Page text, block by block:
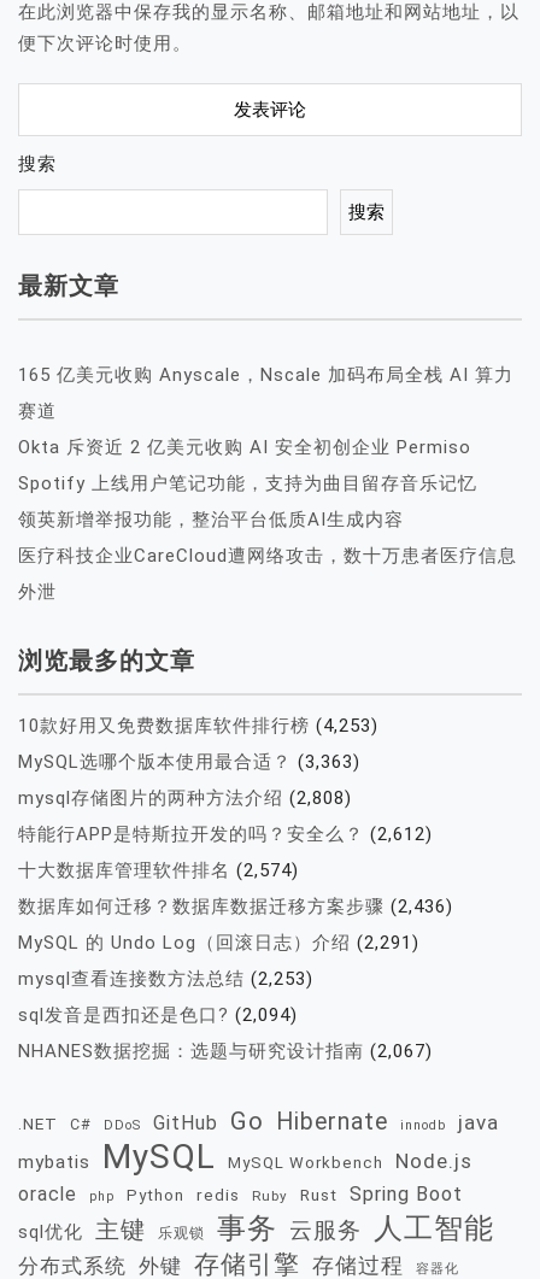
在此浏览器中保存我的显示名称、邮箱地址和网站地址，以
便下次评论时使用。
搜索
搜索
最新文章
165 亿美元收购 Anyscale，Nscale 加码布局全栈 AI 算力
赛道
Okta 斥资近 2 亿美元收购 AI 安全初创企业 Permiso
Spotify 上线用户笔记功能，支持为曲目留存音乐记忆
领英新增举报功能，整治平台低质AI生成内容
医疗科技企业CareCloud遭网络攻击，数十万患者医疗信息
外泄
浏览最多的文章
10款好用又免费数据库软件排行榜 (4,253)
MySQL选哪个版本使用最合适？ (3,363)
mysql存储图片的两种方法介绍 (2,808)
特能行APP是特斯拉开发的吗？安全么？ (2,612)
十大数据库管理软件排名 (2,574)
数据库如何迁移？数据库数据迁移方案步骤 (2,436)
MySQL 的 Undo Log（回滚日志）介绍 (2,291)
mysql查看连接数方法总结 (2,253)
sql发音是西扣还是色口? (2,094)
NHANES数据挖掘：选题与研究设计指南 (2,067)
.NET C# DDoS GitHub Go Hibernate innodb java
mybatis MySQL MySQL Workbench Node.js
oracle php Python redis Ruby Rust Spring Boot
sql优化 主键 乐观锁 事务 云服务 人工智能
分布式系统 外键 存储引擎 存储过程 容器化